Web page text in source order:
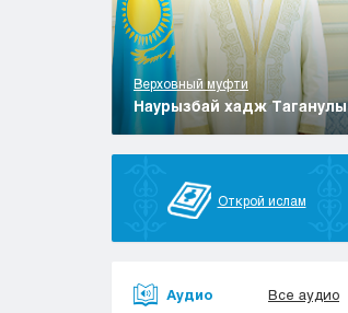
Верховный муфти
Наурызбай хадж Таганулы
Открой ислам
Аудио Все аудио